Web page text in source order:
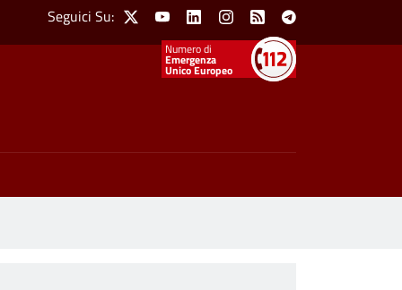
Social Menu
Seguici Su: X YoutubeLinkedinInstagram
Feed Telegram
Emergenza
Unico Europeo